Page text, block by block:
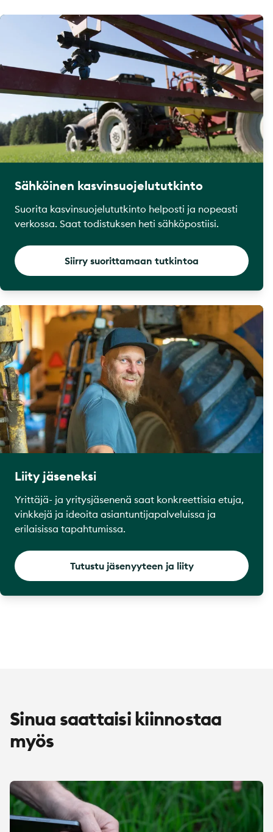
Sähköinen kasvinsuojelututkinto
Suorita kasvinsuojelututkinto helposti ja nopeasti
verkossa. Saat todistuksen heti sähköpostiisi.
Siirry suorittamaan tutkintoa
Liity jäseneksi
Yrittäjä- ja yritysjäsenenä saat konkreettisia etuja,
vinkkejä ja ideoita asiantuntijapalveluissa ja
erilaisissa tapahtumissa.
Tutustu jäsenyyteen ja liity
Sinua saattaisi kiinnostaa
myös